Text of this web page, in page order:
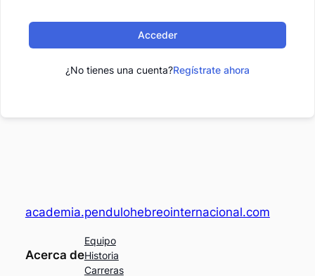
Acceder
¿No tienes una cuenta?Regístrate ahora
academia.pendulohebreointernacional.com
Acerca de
Equipo
Historia
Carreras